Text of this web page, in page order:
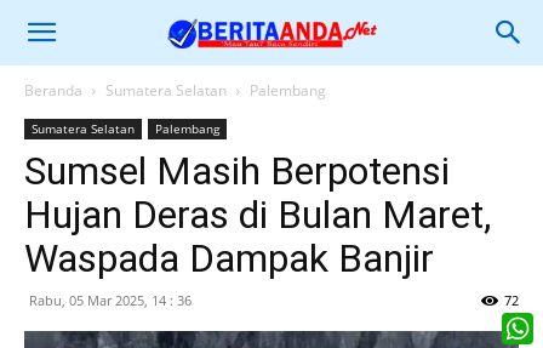
Beranda Sumatera Selatan Palembang
Sumatera Selatan Palembang
Sumsel Masih Berpotensi
Hujan Deras di Bulan Maret,
Waspada Dampak Banjir
Rabu, 05 Mar 2025, 14 : 36 72